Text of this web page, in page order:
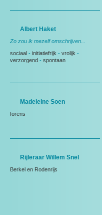
Albert Haket
Zo zou ik mezelf omschrijven...
sociaal - initiatiefrijk - vrolijk -
verzorgend - spontaan
Madeleine Soen
forens
Rijleraar Willem Snel
Berkel en Rodenrijs